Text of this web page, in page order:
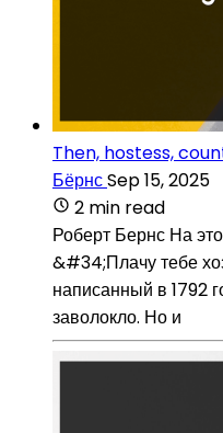
Then, hostess,
БёрнсSep 15, 2025
2 min read
Роберт Бернс На
&#34;Плачу тебе
написанный в 1792
заволокло. Но и